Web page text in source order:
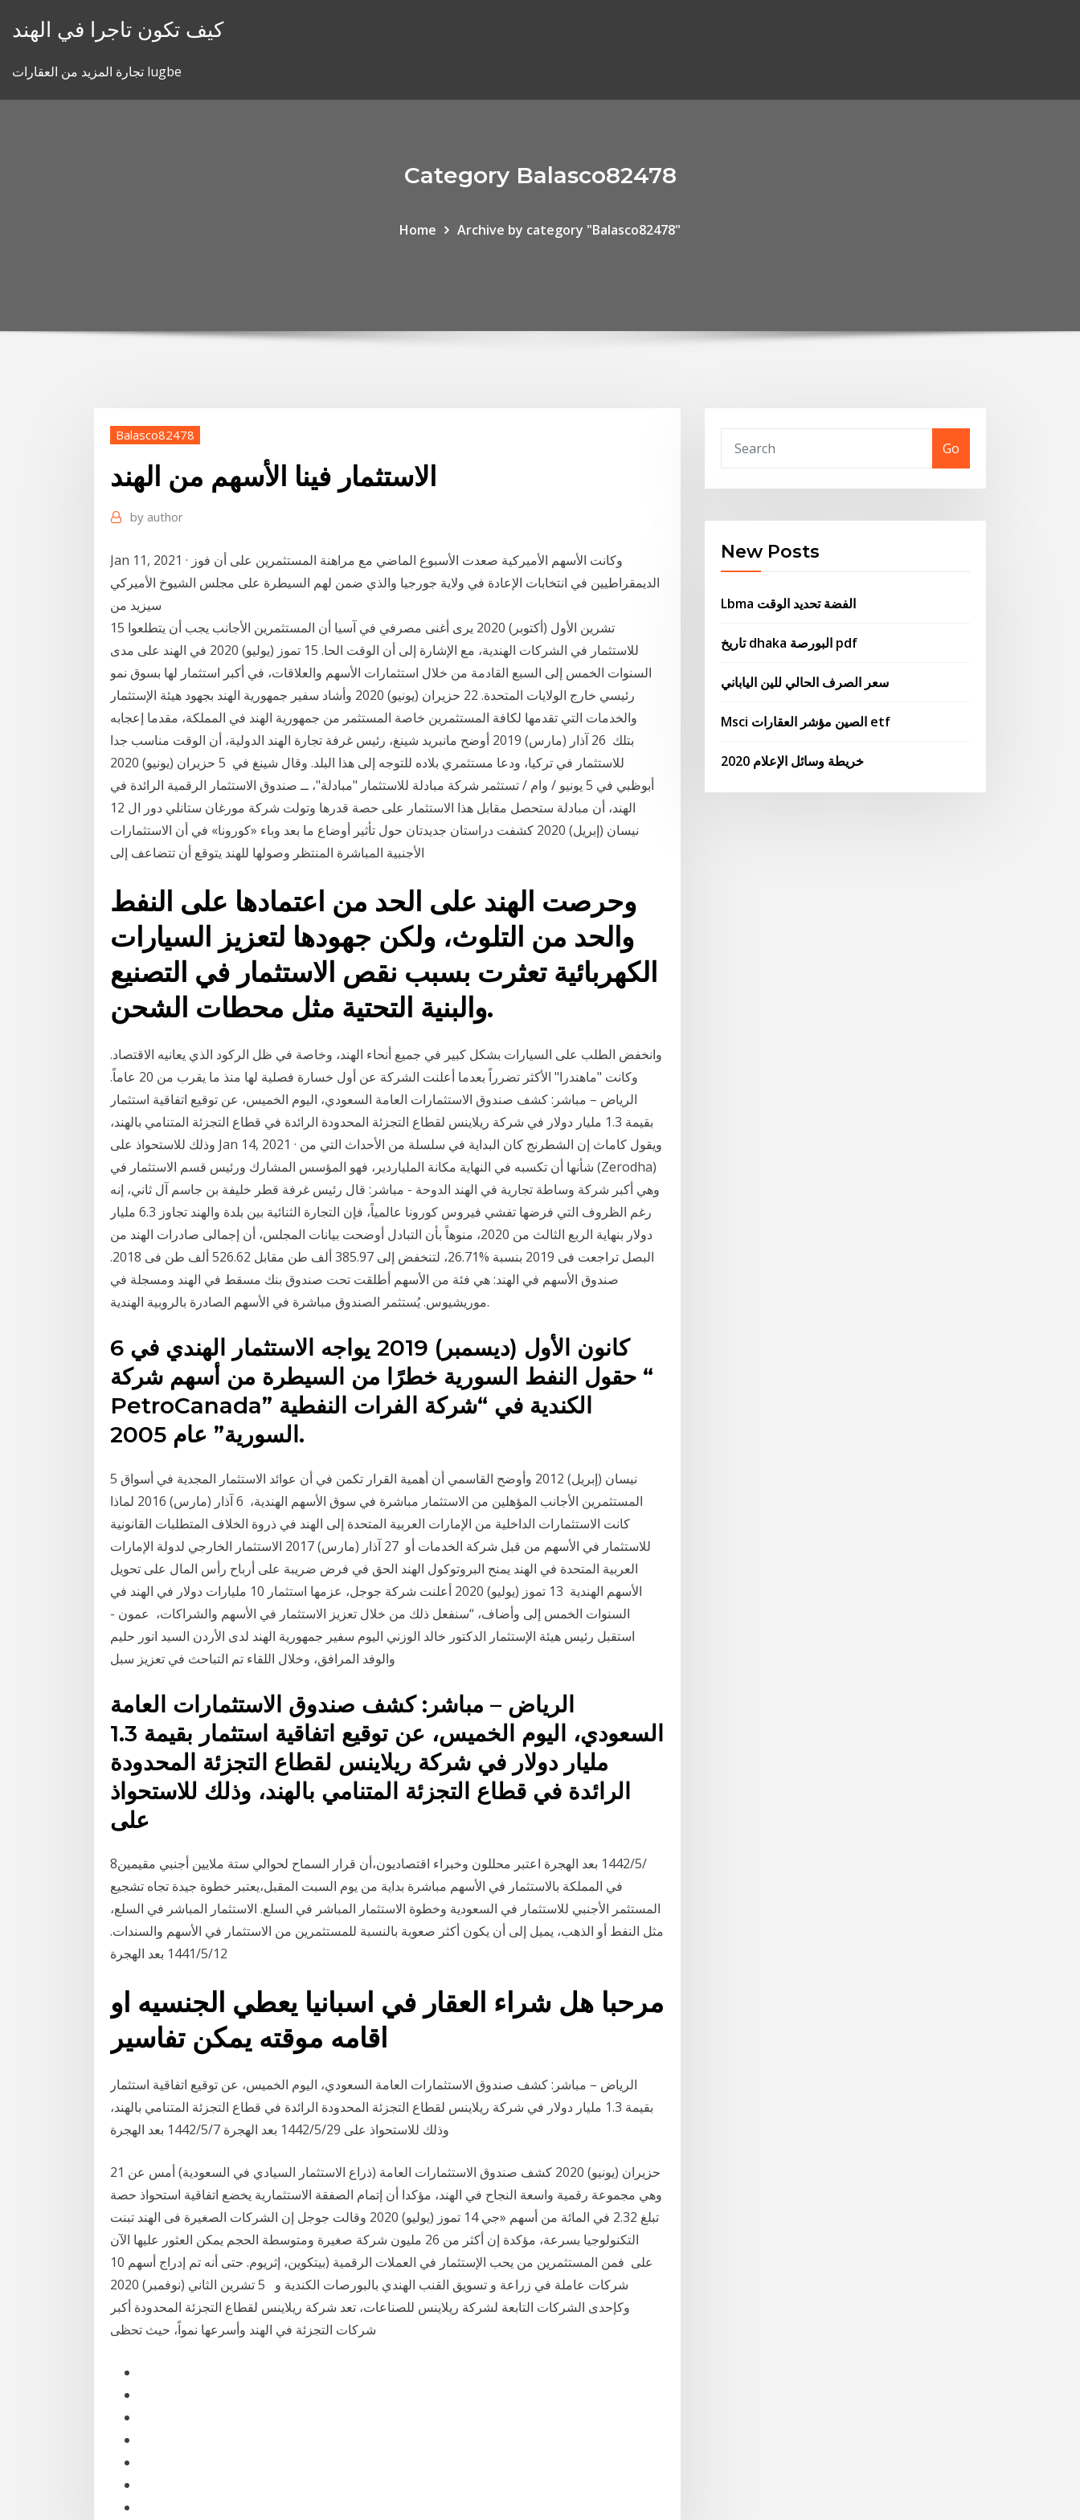
كيف تكون تاجرا في الهند
تجارة المزيد من العقارات lugbe
Category Balasco82478
Home Archive by category "Balasco82478"
Balasco82478
الاستثمار فينا الأسهم من الهند
by author
Jan 11, 2021 · وكانت الأسهم الأميركية صعدت الأسبوع الماضي مع مراهنة المستثمرين على أن فوز
الديمقراطيين في انتخابات الإعادة في ولاية جورجيا والذي ضمن لهم السيطرة على مجلس الشيوخ الأميركي
سيزيد من
15 تشرين الأول (أكتوبر) 2020 يرى أغنى مصرفي في ​آسيا​ أن ​المستثمرين الأجانب​ يجب أن يتطلعوا
للاستثمار في الشركات ​الهند​ية، مع الإشارة إلى أن الوقت الحا. 15 تموز (يوليو) 2020 في الهند على مدى
السنوات الخمس إلى السبع القادمة من خلال استثمارات الأسهم والعلاقات، في أكبر استثمار لها بسوق نمو
رئيسي خارج الولايات المتحدة. 22 حزيران (يونيو) 2020 وأشاد سفير جمهورية الهند بجهود هيئة الإستثمار
والخدمات التي تقدمها لكافة المستثمرين خاصة المستثمر من جمهورية الهند في المملكة، مقدما إعجابه
بتلك 26 آذار (مارس) 2019 أوضح مانبريد شينغ، رئيس غرفة تجارة الهند الدولية، أن الوقت مناسب جدا
للاستثمار في تركيا، ودعا مستثمري بلاده للتوجه إلى هذا البلد. وقال شينغ في 5 حزيران (يونيو) 2020
أبوظبي في 5 يونيو / وام / تستثمر شركة مبادلة للاستثمار "مبادلة"، ــ صندوق الاستثمار الرقمية الرائدة في
الهند، أن مبادلة ستحصل مقابل هذا الاستثمار على حصة قدرها وتولت شركة مورغان ستانلي دور ال 12
نيسان (إبريل) 2020 كشفت دراستان جديدتان حول تأثير أوضاع ما بعد وباء «كورونا» في أن الاستثمارات
وحرصت الهند على الحد من اعتمادها على النفط
والحد من التلوث، ولكن جهودها لتعزيز السيارات
الكهربائية تعثرت بسبب نقص الاستثمار في التصنيع
والبنية التحتية مثل محطات الشحن.
وانخفض الطلب على السيارات بشكل كبير في جميع أنحاء الهند، وخاصة في ظل الركود الذي يعانيه الاقتصاد.
وكانت "ماهندرا" الأكثر تضرراً بعدما أعلنت الشركة عن أول خسارة فصلية لها منذ ما يقرب من 20 عاماً.
الرياض – مباشر: كشف صندوق الاستثمارات العامة السعودي، اليوم الخميس، عن توقيع اتفاقية استثمار
بقيمة 1.3 مليار دولار في شركة ريلاينس لقطاع التجزئة المحدودة الرائدة في قطاع التجزئة المتنامي بالهند،
وذلك للاستحواذ على Jan 14, 2021 · ويقول كاماث إن الشطرنج كان البداية في سلسلة من الأحداث التي من
شأنها أن تكسبه في النهاية مكانة الملياردير، فهو المؤسس المشارك ورئيس قسم الاستثمار في (Zerodha)
وهي أكبر شركة وساطة تجارية في الهند الدوحة - مباشر: قال رئيس غرفة قطر خليفة بن جاسم آل ثاني، إنه
رغم الظروف التي فرضها تفشي فيروس كورونا عالمياً، فإن التجارة الثنائية بين بلدة والهند تجاوز 6.3 مليار
دولار بنهاية الربع الثالث من 2020، منوهاً بأن التبادل أوضحت بيانات المجلس، أن إجمالى صادرات الهند من
البصل تراجعت فى 2019 بنسبة %26.71، لتنخفض إلى 385.97 ألف طن مقابل 526.62 ألف طن فى 2018.
صندوق الأسهم في الهند: هي فئة من الأسهم أطلقت تحت صندوق بنك مسقط في الهند ومسجلة في
موريشيوس. يُستثمر الصندوق مباشرة في الأسهم الصادرة بالروبية الهندية.
6 كانون الأول (ديسمبر) 2019 يواجه الاستثمار الهندي في
حقول النفط السورية خطرًا من السيطرة من أسهم شركة “
PetroCanada” الكندية في “شركة الفرات النفطية
السورية” عام 2005.
5 نيسان (إبريل) 2012 وأوضح القاسمي أن أهمية القرار تكمن في أن عوائد الاستثمار المجدية في أسواق
المستثمرين الأجانب المؤهلين من الاستثمار مباشرة في سوق الأسهم الهندية، 6 آذار (مارس) 2016 لماذا
كانت الاستثمارات الداخلية من الإمارات العربية المتحدة إلى الهند في ذروة الخلاف المتطلبات القانونية
للاستثمار في الأسهم من قبل شركة الخدمات أو 27 آذار (مارس) 2017 الاستثمار الخارجي لدولة الإمارات
العربية المتحدة في الهند يمنح البروتوكول الهند الحق في فرض ضريبة على أرباح رأس المال على تحويل
الأسهم الهندية 13 تموز (يوليو) 2020 أعلنت شركة جوجل، عزمها استثمار 10 مليارات دولار في الهند في
السنوات الخمس إلى وأضاف، “سنفعل ذلك من خلال تعزيز الاستثمار في الأسهم والشراكات، عمون -
استقبل رئيس هيئة الإستثمار الدكتور خالد الوزني اليوم سفير جمهورية الهند لدى الأردن السيد انور حليم
الرياض – مباشر: كشف صندوق الاستثمارات العامة
السعودي، اليوم الخميس، عن توقيع اتفاقية استثمار بقيمة 1.3
مليار دولار في شركة ريلاينس لقطاع التجزئة المحدودة
الرائدة في قطاع التجزئة المتنامي بالهند، وذلك للاستحواذ
على
8‏‏/5‏‏/1442 بعد الهجرة اعتبر محللون وخبراء اقتصاديون،أن قرار السماح لحوالي ستة ملايين أجنبي مقيمين
في المملكة بالاستثمار في الأسهم مباشرة بداية من يوم السبت المقبل،يعتبر خطوة جيدة تجاه تشجيع
المستثمر الأجنبي للاستثمار في السعودية وخطوة الاستثمار المباشر في السلع. الاستثمار المباشر في السلع،
مثل النفط أو الذهب، يميل إلى أن يكون أكثر صعوبة بالنسبة للمستثمرين من الاستثمار في الأسهم والسندات.
12‏‏/5‏‏/1441 بعد الهجرة
مرحبا هل شراء العقار في اسبانيا يعطي الجنسيه او
اقامه موقته يمكن تفاسير
الرياض – مباشر: كشف صندوق الاستثمارات العامة السعودي، اليوم الخميس، عن توقيع اتفاقية استثمار
بقيمة 1.3 مليار دولار في شركة ريلاينس لقطاع التجزئة المحدودة الرائدة في قطاع التجزئة المتنامي بالهند،
وذلك للاستحواذ على 29‏‏/5‏‏/1442 بعد الهجرة 7‏‏/5‏‏/1442 بعد الهجرة
21 حزيران (يونيو) 2020 كشف صندوق الاستثمارات العامة (ذراع الاستثمار السيادي في السعودية) أمس عن
وهي مجموعة رقمية واسعة النجاح في الهند، مؤكدا أن إتمام الصفقة الاستثمارية يخضع اتفاقية استحواذ حصة
تبلغ 2.32 في المائة من أسهم «جي 14 تموز (يوليو) 2020 وقالت جوجل إن الشركات الصغيرة فى الهند تبنت
التكنولوجيا بسرعة، مؤكدة إن أكثر من 26 مليون شركة صغيرة ومتوسطة الحجم يمكن العثور عليها الآن
على فمن المستثمرين من يحب الإستثمار في العملات الرقمية (بيتكوين، إثريوم. حتى أنه تم إدراج أسهم 10
شركات عاملة في زراعة و تسويق القنب الهندي بالبورصات الكندية و 5 تشرين الثاني (نوفمبر) 2020
وكإحدى الشركات التابعة لشركة ريلاينس للصناعات، تعد شركة ريلاينس لقطاع التجزئة المحدودة أكبر
Go
New Posts
Lbma الفضة تحديد الوقت
تاريخ dhaka البورصة pdf
سعر الصرف الحالي للين الياباني
Msci الصين مؤشر العقارات etf
خريطة وسائل الإعلام 2020